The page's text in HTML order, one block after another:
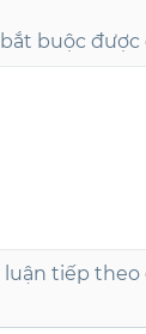
buộc được
tiếp theo